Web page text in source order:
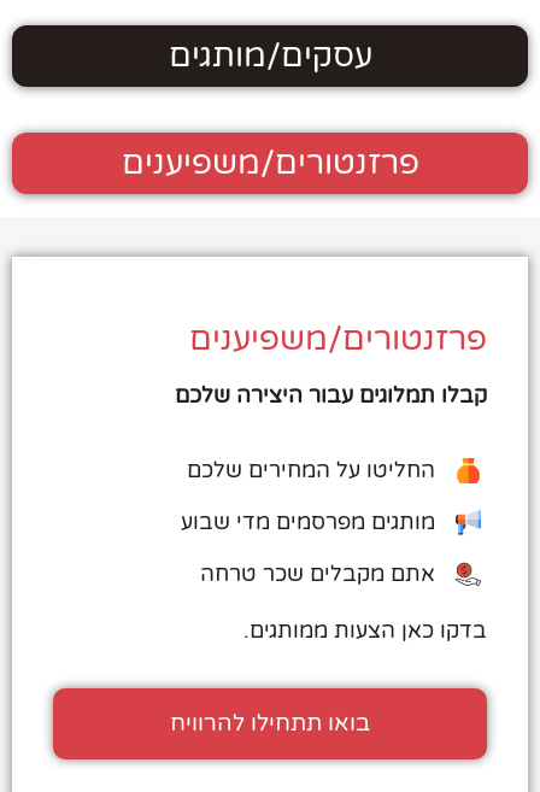
עסקים/מותגים
פרזנטורים/משפיענים
פרזנטורים/משפיענים
קבלו תמלוגים עבור היצירה שלכם
החליטו על המחירים שלכם
מותגים מפרסמים מדי שבוע
אתם מקבלים שכר טרחה
בדקו כאן הצעות ממותגים.
בואו תתחילו להרוויח